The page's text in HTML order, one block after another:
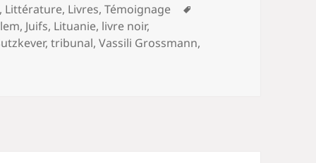
, Littérature, Livres,Témoignage
, Juifs, Lituanie, livre noir,
,tribunal,Vassili Grossmann,